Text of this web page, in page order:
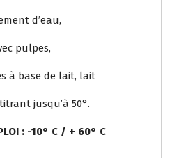
d’eau,
pulpes,
à base de lait, lait
jusqu’à 50°.
: -10° C / + 60° C